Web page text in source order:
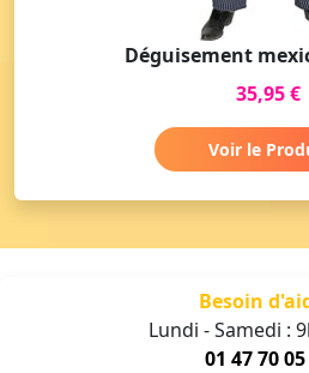
Déguisement
35,95 €
Voir le
Besoin
Lundi - Samedi :
01 47 70